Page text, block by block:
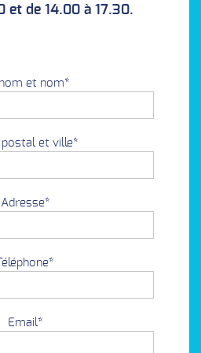
et de 14.00 à 17.30.
et nom*
postal et ville*
Adresse*
Téléphone*
Email*